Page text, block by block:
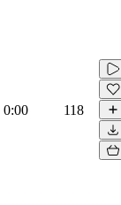
0:00 118